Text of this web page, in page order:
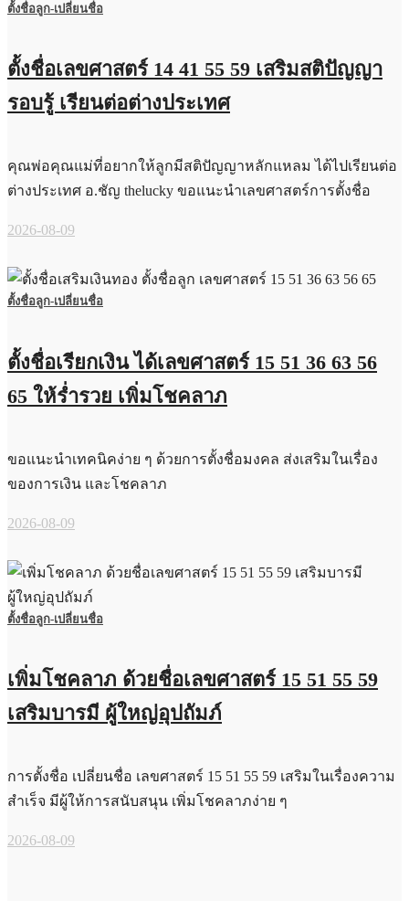
ตั้งชื่อลูก-เปลี่ยนชื่อ
ตั้งชื่อเลขศาสตร์ 14 41 55 59 เสริมสติปัญญา
รอบรู้ เรียนต่อต่างประเทศ
คุณพ่อคุณแม่ที่อยากให้ลูกมีสติปัญญาหลักแหลม ได้ไปเรียนต่อ
ต่างประเทศ อ.ชัญ thelucky ขอแนะนำเลขศาสตร์การตั้งชื่อ
2026-08-09
ตั้งชื่อลูก-เปลี่ยนชื่อ
ตั้งชื่อเรียกเงิน ได้เลขศาสตร์ 15 51 36 63 56
65 ให้ร่ำรวย เพิ่มโชคลาภ
ขอแนะนำเทคนิคง่าย ๆ ด้วยการตั้งชื่อมงคล ส่งเสริมในเรื่อง
ของการเงิน และโชคลาภ
2026-08-09
ตั้งชื่อลูก-เปลี่ยนชื่อ
เพิ่มโชคลาภ ด้วยชื่อเลขศาสตร์ 15 51 55 59
เสริมบารมี ผู้ใหญ่อุปถัมภ์
การตั้งชื่อ เปลี่ยนชื่อ เลขศาสตร์ 15 51 55 59 เสริมในเรื่องความ
สำเร็จ มีผู้ให้การสนับสนุน เพิ่มโชคลาภง่าย ๆ
2026-08-09